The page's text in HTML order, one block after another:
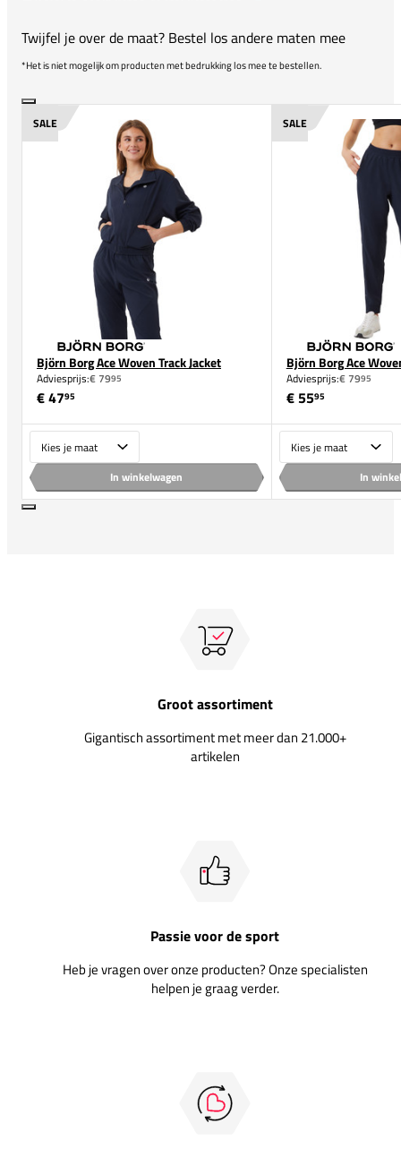
Twijfel je over de maat? Bestel los andere maten mee
*Het is niet mogelijk om producten met bedrukking los mee te bestellen.
SALE
Björn Borg Ace Woven Track Jacket
Adviesprijs:€ 7995
€ 4795
In winkelwagen
SALE
Björn Borg Ace
Adviesprijs:€ 7995
€ 5595
In
Groot assortiment
Gigantisch assortiment met meer dan 21.000+
artikelen
Passie voor de sport
Heb je vragen over onze producten? Onze specialisten
helpen je graag verder.